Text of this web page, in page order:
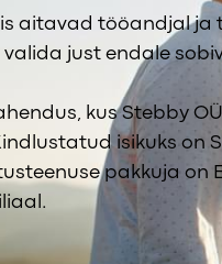
aitavad tööandjal ja
just endale
kus Stebby
isikuks on
pakkuja on